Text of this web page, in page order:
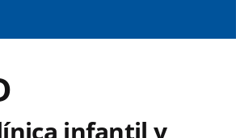
infantil y